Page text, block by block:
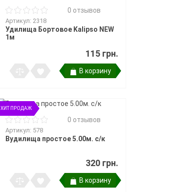
0 отзывов
Артикул: 2318
Удилища Бортовое Kalipso NEW
1м
115 грн.
В корзину
ХИТ ПРОДАЖ
0 отзывов
Артикул: 578
Вудилища простое 5.00м. с/к
320 грн.
В корзину